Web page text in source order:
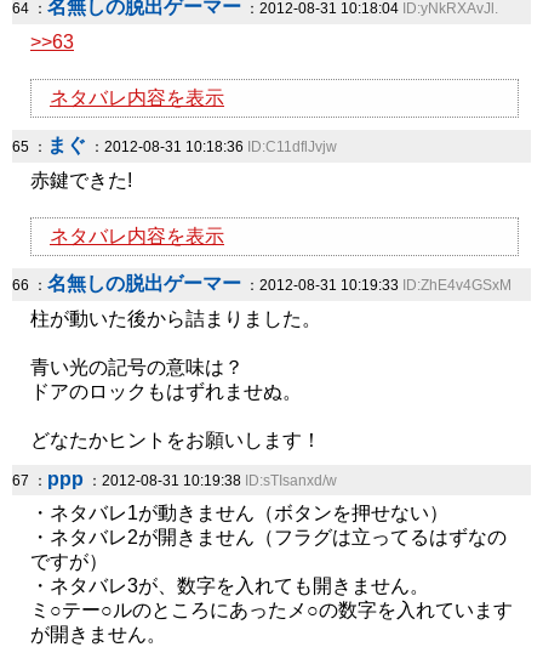
64 ： 名無しの脱出ゲーマー ：2012-08-31 10:18:04 ID:yNkRXAvJl.
>>63
ネタバレ内容を表示
65 ： まぐ ：2012-08-31 10:18:36 ID:C11dflJvjw
赤鍵できた!
ネタバレ内容を表示
66 ： 名無しの脱出ゲーマー ：2012-08-31 10:19:33 ID:ZhE4v4GSxM
柱が動いた後から詰まりました。
青い光の記号の意味は？
ドアのロックもはずれませぬ。
どなたかヒントをお願いします！
67 ： ppp ：2012-08-31 10:19:38 ID:sTIsanxd/w
・ネタバレ1が動きません（ボタンを押せない）
・ネタバレ2が開きません（フラグは立ってるはずなの
ですが）
・ネタバレ3が、数字を入れても開きません。
ミ○テー○ルのところにあったメ○の数字を入れています
が開きません。